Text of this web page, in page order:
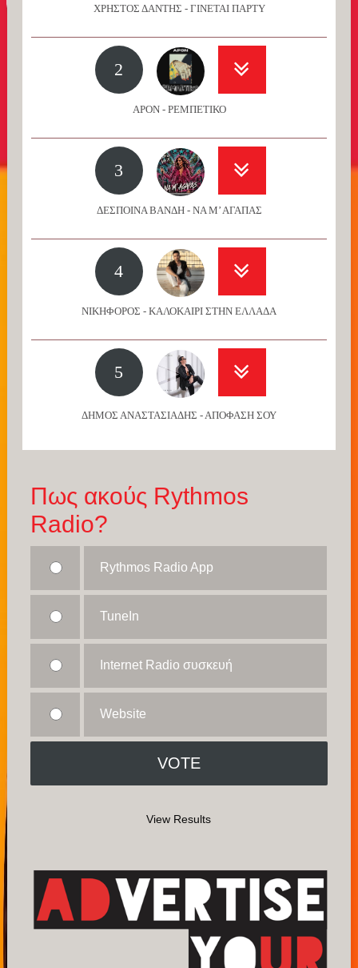
ΧΡΗΣΤΟΣ ΔΑΝΤΗΣ - ΓΙΝΕΤΑΙ ΠΑΡΤΥ
2
APON - ΡΕΜΠΕΤΙΚΟ
3
ΔΕΣΠΟΙΝΑ ΒΑΝΔΗ - ΝΑ Μ’ ΑΓΑΠΑΣ
4
ΝΙΚΗΦΟΡΟΣ - ΚΑΛΟΚΑΙΡΙ ΣΤΗΝ ΕΛΛΑΔΑ
5
ΔΗΜΟΣ ΑΝΑΣΤΑΣΙΑΔΗΣ - ΑΠΟΦΑΣΗ ΣΟΥ
Πως ακούς Rythmos
Radio?
Rythmos Radio App
TuneIn
Internet Radio συσκευή
Website
View Results